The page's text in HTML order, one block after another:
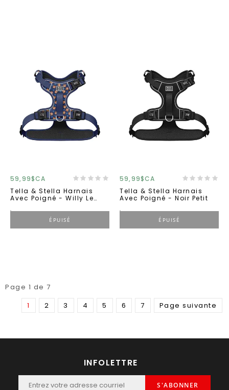
59,99$CA
Tella & Stella Harnais
Avec Poigné - Willy Le
ÉPUISÉ
59,99$CA
Tella & Stella Harnais
Avec Poigné - Noir Petit
ÉPUISÉ
Page 1 de 7
1
2 3 4 5 6 7 Page suivante
INFOLETTRE
S'ABONNER